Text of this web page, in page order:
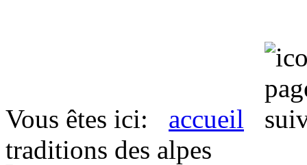
Vous êtes ici:
accueil
traditions des alpes